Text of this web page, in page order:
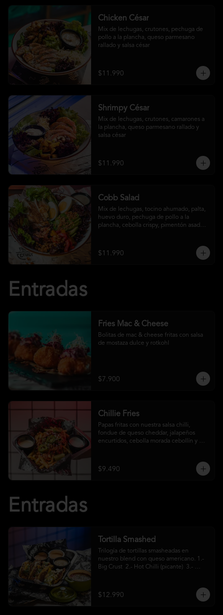
Chicken César
Mix de lechugas, crutones, pechuga de
pollo a la plancha, queso parmesano
rallado y salsa césar
$11.990
Shrimpy César
Mix de lechugas, crutones, camarones a
la plancha, queso parmesano rallado y
salsa césar
$11.990
Cobb Salad
Mix de lechugas, tocino ahumado, palta,
huevo duro, pechuga de pollo a la
plancha, cebolla crispy, pimentón asado,
$11.990
Entradas
Fries Mac & Cheese
Bolitas de mac & cheese fritas con salsa
de mostaza dulce y rotkohl
$7.900
Chillie Fries
Papas fritas con nuestra salsa chilli,
fondue de queso cheddar, jalapeños
encurtidos, cebolla morada cebollín y
$9.490
Entradas
Tortilla Smashed
Trilogía de tortillas smasheadas en
nuestro blend con queso americano. 1.-
Big Crust  2.- Hot Chilli (picante)  3.-
$12.990